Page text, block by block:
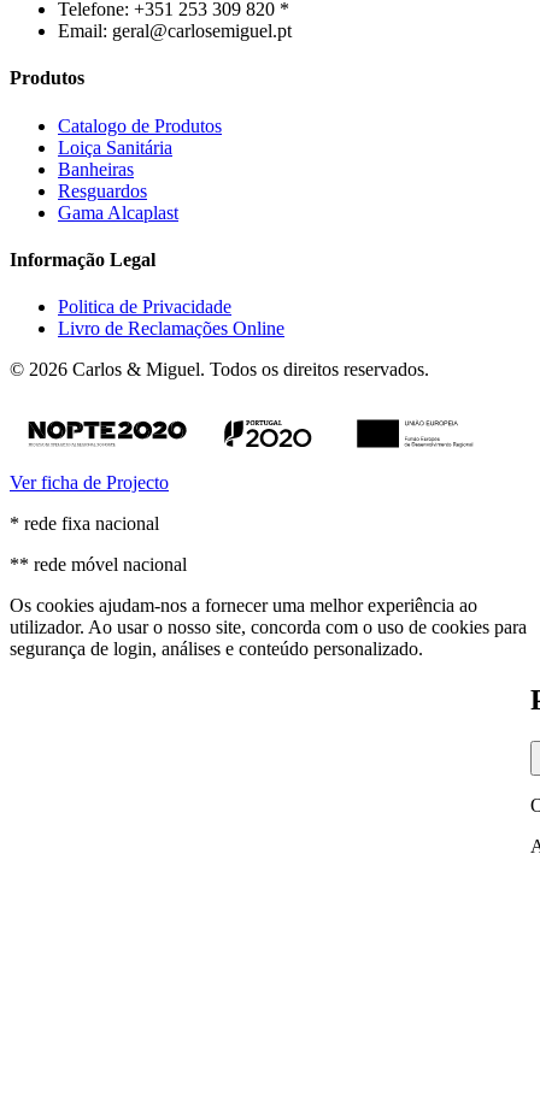
Telefone: +351 253 309 820 *
Email: geral@carlosemiguel.pt
Produtos
Catalogo de Produtos
Loiça Sanitária
Banheiras
Resguardos
Gama Alcaplast
Informação Legal
Politica de Privacidade
Livro de Reclamações Online
© 2026 Carlos & Miguel. Todos os direitos reservados.
Ver ficha de Projecto
* rede fixa nacional
** rede móvel nacional
Os cookies ajudam-nos a fornecer uma melhor experiência ao
utilizador. Ao usar o nosso site, concorda com o uso de cookies para
segurança de login, análises e conteúdo personalizado.